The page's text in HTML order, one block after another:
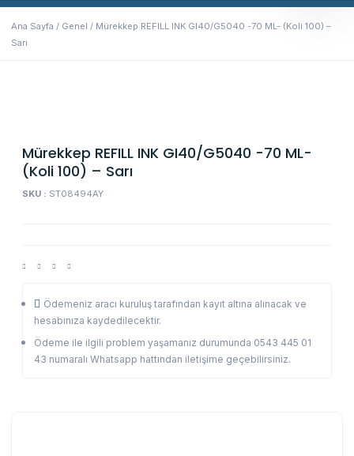
Ana Sayfa / Genel / Mürekkep REFILL INK GI40/G5040 -70 ML- (Koli 100) –
Sarı
Mürekkep REFILL INK GI40/G5040 -70 ML-
(Koli 100) – Sarı
SKU : ST08494AY
Ödemeniz aracı kuruluş tarafından kayıt altına alınacak ve
hesabınıza kaydedilecektir.
Ödeme ile ilgili problem yaşamanız durumunda 0543 445 01
43 numaralı Whatsapp hattından iletişime geçebilirsiniz.